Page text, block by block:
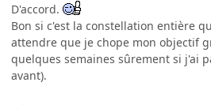
D'accord.
Bon si c'est la constellation entière
attendre que je chope mon objectif
quelques semaines sûrement si j'ai
avant).